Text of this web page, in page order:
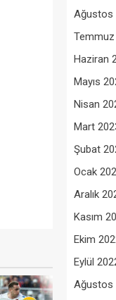
Ağustos
Haziran
Mayıs
Nisan
Mart
Şubat
Ocak
Aralık
Kasım
Ekim
Eylül
Ağustos